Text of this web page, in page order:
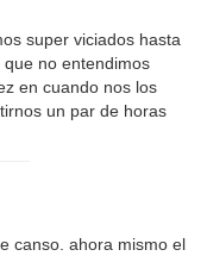
super viciados hasta
no entendimos
en cuando nos los
un par de horas
canso. ahora mismo el